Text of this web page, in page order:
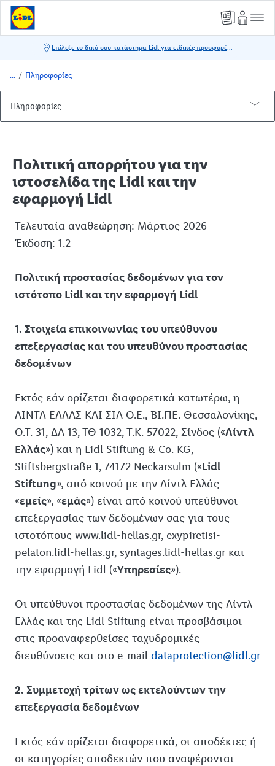
/ Πληροφορίες
Πληροφορίες
Η γνώμη σου αξίζει
Όροι Διαγωνισμού
Προστασία Προσωπικών Δεδομένων
Μέσα Κοινωνικής Δικτύωσης
Ο κόσμος των cookies στην Lidl
Αξιολόγηση Εξυπηρέτησης Πελατών
Επιχειρηματικοί εταίροι
Όροι Διαγωνισμού Broadcast
Όροι Διαγωνισμού Ψησταριά
Όροι Διαγωνισμού SUPs
Όροι Συμμετοχής και Πληροφορίες Προστασίας Δεδομένων
Διαγωνισμού Instagram Broadcast Channel
Σύνθεση απορρυπαντικών και καθαριστικών προϊόντων
Δωροκάρτα Lidl
Μετρητής Μεγεθών Lidl
Αναζήτηση Καταστημάτων
Πολιτική απορρήτου για την
ιστοσελίδα της Lidl και την
εφαρμογή Lidl
Τελευταία αναθεώρηση: Μάρτιος 2026
Έκδοση: 1.2
Πολιτική προστασίας δεδομένων για τον
ιστότοπο Lidl και την εφαρμογή Lidl
1. Στοιχεία επικοινωνίας του υπεύθυνου
επεξεργασίας και του υπευθύνου προστασίας
δεδομένων
Εκτός εάν ορίζεται διαφορετικά κατωτέρω, η
ΛΙΝΤΛ ΕΛΛΑΣ ΚΑΙ ΣΙΑ Ο.Ε., ΒΙ.ΠΕ. Θεσσαλονίκης,
Ο.Τ. 31, ΔΑ 13, ΤΘ 1032, Τ.Κ. 57022, Σίνδος («Λίντλ
Ελλάς») και η Lidl Stiftung & Co. KG,
Stiftsbergstraße 1, 74172 Neckarsulm («Lidl
Stiftung», από κοινού με την Λίντλ Ελλάς
«εμείς», «εμάς») είναι από κοινού υπεύθυνοι
επεξεργασίας των δεδομένων σας για τους
ιστοτόπους www.lidl-hellas.gr, exypiretisi-
pelaton.lidl-hellas.gr, syntages.lidl-hellas.gr και
την εφαρμογή Lidl («Υπηρεσίες»).
Οι υπεύθυνοι προστασίας δεδομένων της Λίντλ
Ελλάς και της Lidl Stiftung είναι προσβάσιμοι
στις προαναφερθείσες ταχυδρομικές
διευθύνσεις και στο e-mail dataprotection@lidl.gr
2. Συμμετοχή τρίτων ως εκτελούντων την
επεξεργασία δεδομένων
Εκτός εάν ορίζεται διαφορετικά, οι αποδέκτες ή
οι κατηγορίες αποδεκτών που αναφέρονται